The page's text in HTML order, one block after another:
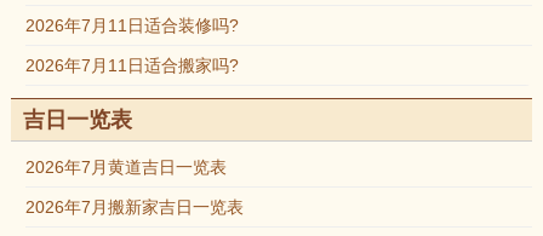
2026年7月11日适合装修吗?
2026年7月11日适合搬家吗?
吉日一览表
2026年7月黄道吉日一览表
2026年7月搬新家吉日一览表